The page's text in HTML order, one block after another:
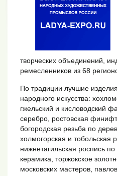
творческих объединений,
ремесленников из 68
По традиции лучшие
народного искусства:
гжельский и кисловодский
серебро, ростовская
богородская резьба по
холмогорская и тобольская
нижнетагильская роспись
керамика, торжокское
московских мастеров,